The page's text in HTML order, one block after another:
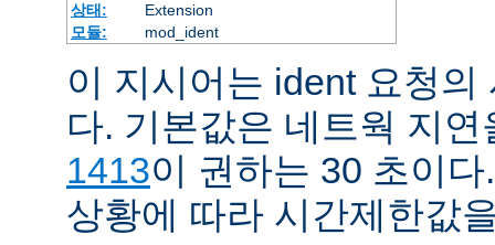
상태:
Extension
모듈:
mod_ident
이 지시어는 ident 요청
다. 기본값은 네트웍 지
1413이 권하는 30 초이
상황에 따라 시간제한값